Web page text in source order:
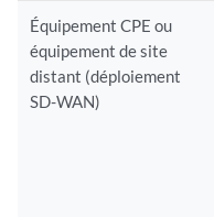
Équipement CPE ou
équipement de site
distant (déploiement
SD-WAN)